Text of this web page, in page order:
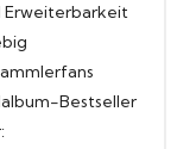
Erweiterbarkeit
Bestseller